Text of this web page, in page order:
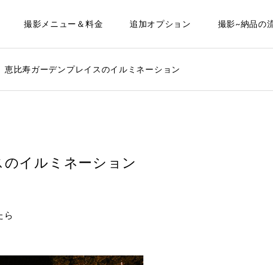
撮影メニュー＆料金 追加オプション 撮影~納品の
恵比寿ガーデンプレイスのイルミネーション
イルミネーション
ら